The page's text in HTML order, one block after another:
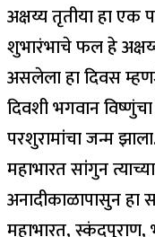
अक्षय्य तृतीया हा एक
शुभारंभाचे फल हे
असलेला हा दिवस
दिवशी भगवान
परशुरामांचा जन्म
महाभारत सांगुन
अनादीकाळापासुन
महाभारत, स्कंदपुराण,